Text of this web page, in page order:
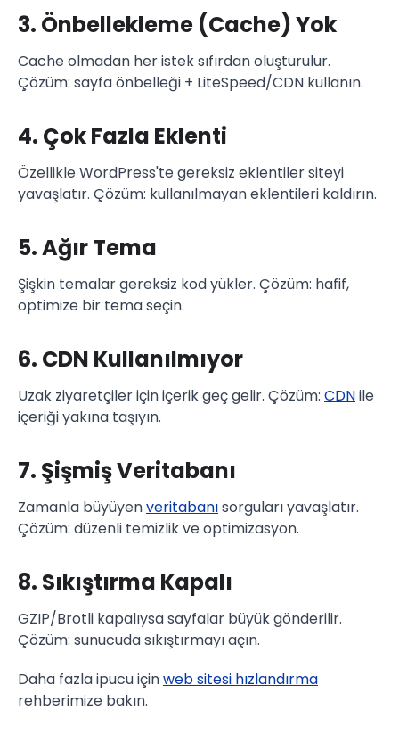
3. Önbellekleme (Cache) Yok
Cache olmadan her istek sıfırdan oluşturulur.
Çözüm: sayfa önbelleği + LiteSpeed/CDN kullanın.
4. Çok Fazla Eklenti
Özellikle WordPress'te gereksiz eklentiler siteyi
yavaşlatır. Çözüm: kullanılmayan eklentileri kaldırın.
5. Ağır Tema
Şişkin temalar gereksiz kod yükler. Çözüm: hafif,
optimize bir tema seçin.
6. CDN Kullanılmıyor
Uzak ziyaretçiler için içerik geç gelir. Çözüm: CDNile
içeriği yakına taşıyın.
7. Şişmiş Veritabanı
Zamanla büyüyenveritabanısorguları yavaşlatır.
Çözüm: düzenli temizlik ve optimizasyon.
8. Sıkıştırma Kapalı
GZIP/Brotli kapalıysa sayfalar büyük gönderilir.
Çözüm: sunucuda sıkıştırmayı açın.
Daha fazla ipucu içinweb sitesi hızlandırma
rehberimize bakın.